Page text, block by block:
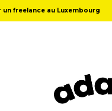
un freelance au Luxembourg